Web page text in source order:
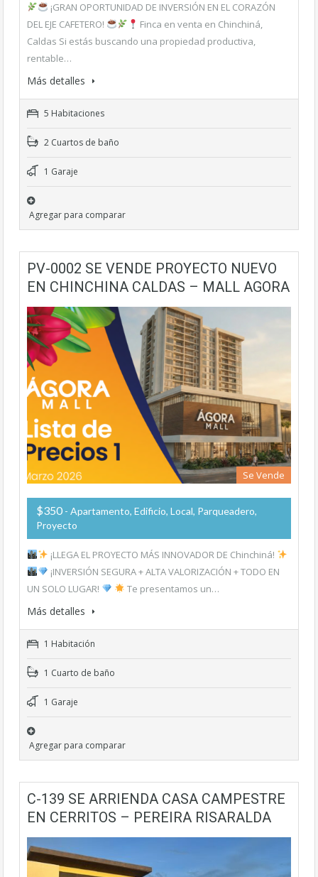
¡GRAN OPORTUNIDAD DE INVERSIÓN EN EL CORAZÓN
DEL EJE CAFETERO!
Finca en venta en Chinchiná,
Caldas Si estás buscando una propiedad productiva,
rentable…
Más detalles
5 Habitaciones
2 Cuartos de baño
1 Garaje
Agregar para comparar
PV-0002 SE VENDE PROYECTO NUEVO
EN CHINCHINA CALDAS – MALL AGORA
Se Vende
$350 - Apartamento, Edificio, Local, Parqueadero,
Proyecto
¡LLEGA EL PROYECTO MÁS INNOVADOR DE Chinchiná!
¡INVERSIÓN SEGURA + ALTA VALORIZACIÓN + TODO EN
UN SOLO LUGAR!
Te presentamos un…
Más detalles
1 Habitación
1 Cuarto de baño
1 Garaje
Agregar para comparar
C-139 SE ARRIENDA CASA CAMPESTRE
EN CERRITOS – PEREIRA RISARALDA